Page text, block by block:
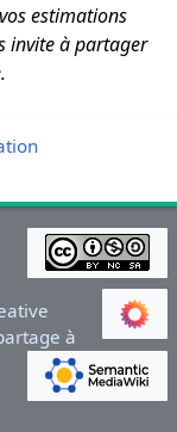
estimations
invite à partager
à